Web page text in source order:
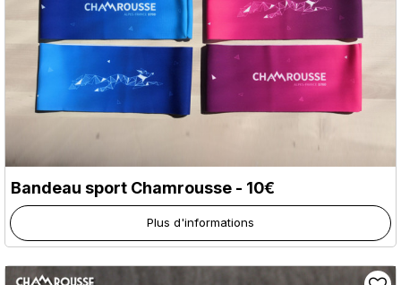
Bandeau sport Chamrousse - 10€
Plus d'informations